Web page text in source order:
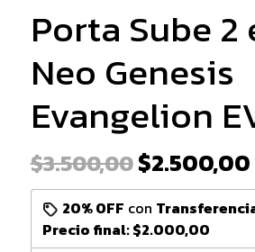
Porta Sube 2
Neo Genesis
Evangelion
$3.500,00$2.500,00
20% OFF con
Precio final:$2.000,00